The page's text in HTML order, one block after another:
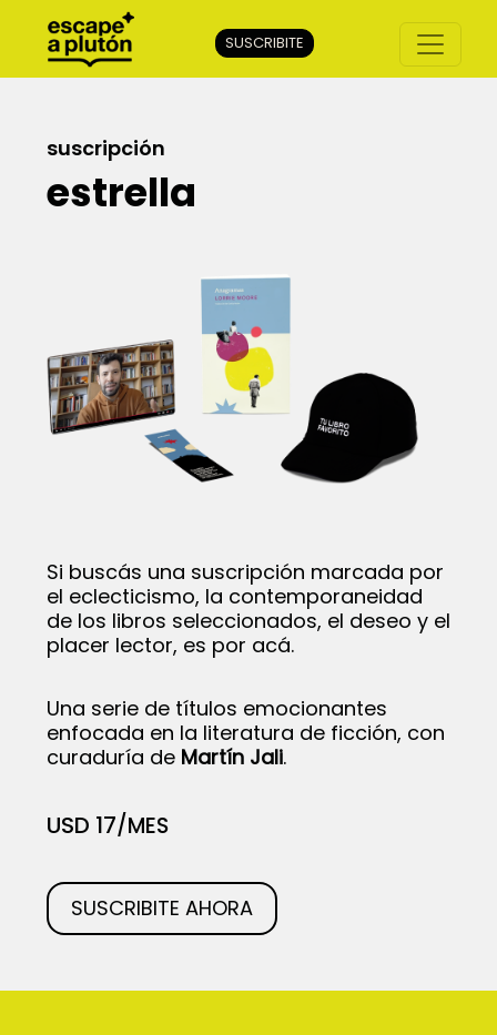
SUSCRIBITE
suscripción
estrella
Si buscás una suscripción marcada por
el eclecticismo, la contemporaneidad
de los libros seleccionados, el deseo y el
placer lector, es por acá.
Una serie de títulos emocionantes
enfocada en la literatura de ficción, con
curaduría de Martín Jali.
USD 17/MES
SUSCRIBITE AHORA